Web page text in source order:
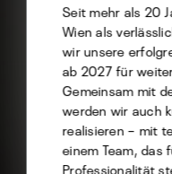
Marketing
Auswahl speichern
Seit mehr als 20
Wien als
wir unsere
ab 2027 für
Gemeinsam mit
werden wir auch
realisieren – mit
einem Team, das
Professionalität